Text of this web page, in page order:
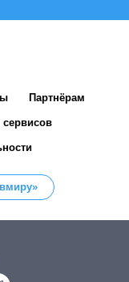
Партнёрам